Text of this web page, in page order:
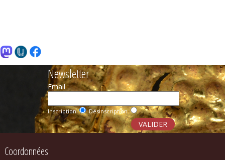
Newsletter
Email :
Inscription Désinscription
Coordonnées